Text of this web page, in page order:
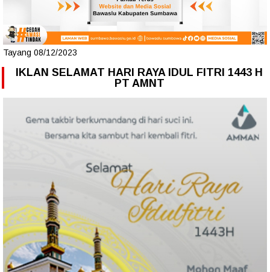
Tayang 08/12/2023
IKLAN SELAMAT HARI RAYA IDUL FITRI 1443 H
PT AMNT